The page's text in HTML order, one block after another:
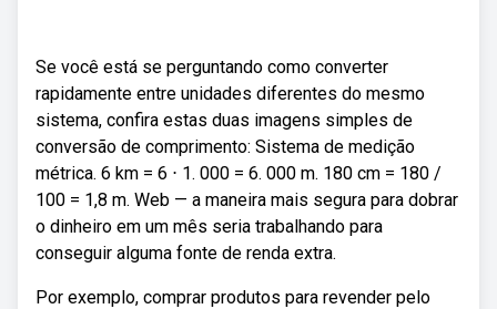
Se você está se perguntando como converter
rapidamente entre unidades diferentes do mesmo
sistema, confira estas duas imagens simples de
conversão de comprimento: Sistema de medição
métrica. 6 km = 6 ⋅ 1. 000 = 6. 000 m. 180 cm = 180 /
100 = 1,8 m. Web — a maneira mais segura para dobrar
o dinheiro em um mês seria trabalhando para
conseguir alguma fonte de renda extra.
Por exemplo, comprar produtos para revender pelo